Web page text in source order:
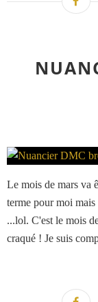
Le mois de mars va
terme pour moi
...lol. C'est le mois
craqué ! Je suis